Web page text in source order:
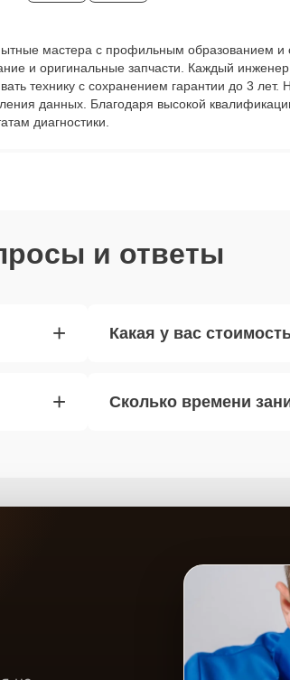
мастера с профильным образованием
и оригинальные запчасти. Каждый
технику с сохранением гарантии до 3
данных. Благодаря высокой
диагностики.
и ответы
+
+
Какая у вас
Сколько времени